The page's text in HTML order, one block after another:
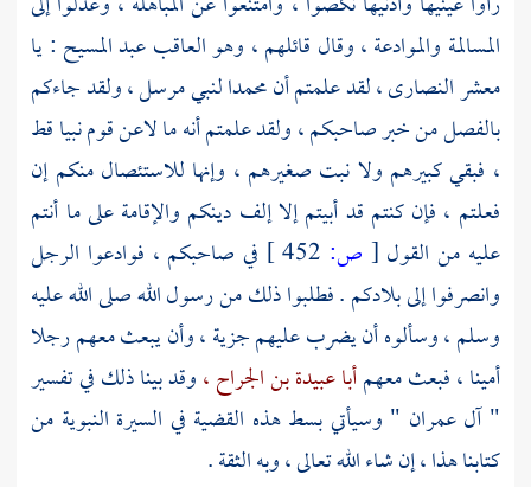
المسالمة والموادعة ، وقال قائلهم ، وهوالعاقب عبد المسيح : يا
معشرالنصارى ،لقد علمتم أنمحمدالنبي مرسل ، ولقد جاءكم
بالفصل من خبر صاحبكم ، ولقد علمتم أنه ما لاعن قوم نبيا قط
، فبقي كبيرهم ولا نبت صغيرهم ، وإنها للاستئصال منكم إن
فعلتم ، فإن كنتم قد أبيتم إلا إلف دينكم والإقامة على ما أنتم
عليه من القول [ ص:
في صاحبكم ، فوادعوا الرجل
وانصرفوا إلى بلادكم . فطلبوا ذلك من رسول الله صلى الله عليه
وسلم ، وسألوه أن يضرب عليهم جزية ، وأن يبعث معهم رجلا
أمينا ، فبعث معهمأبا عبيدة بن الجراح ،وقد بينا ذلك في تفسير
" آل عمران " وسيأتي بسط هذه القضية في السيرة النبوية من
كتابنا هذا ، إن شاء الله تعالى ، وبه الثقة .